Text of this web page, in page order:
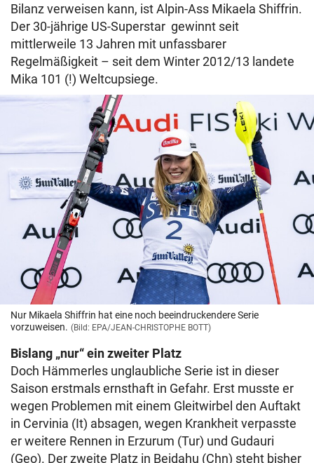
Bilanz verweisen kann, ist Alpin-Ass Mikaela Shiffrin.
Der 30-jährige US-Superstar gewinnt seit
mittlerweile 13 Jahren mit unfassbarer
Regelmäßigkeit – seit dem Winter 2012/13 landete
Mika 101 (!) Weltcupsiege.
Nur Mikaela Shiffrin hat eine noch beeindruckendere Serie
vorzuweisen. (Bild: EPA/JEAN-CHRISTOPHE BOTT)
Bislang „nur“ ein zweiter Platz
Doch Hämmerles unglaubliche Serie ist in dieser
Saison erstmals ernsthaft in Gefahr. Erst musste er
wegen Problemen mit einem Gleitwirbel den Auftakt
in Cervinia (It) absagen, wegen Krankheit verpasste
er weitere Rennen in Erzurum (Tur) und Gudauri
(Geo). Der zweite Platz in Beidahu (Chn) steht bisher